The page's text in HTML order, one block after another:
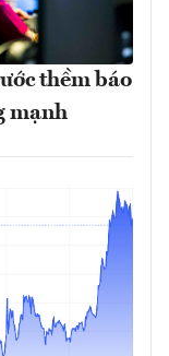
thềm báo
mạnh